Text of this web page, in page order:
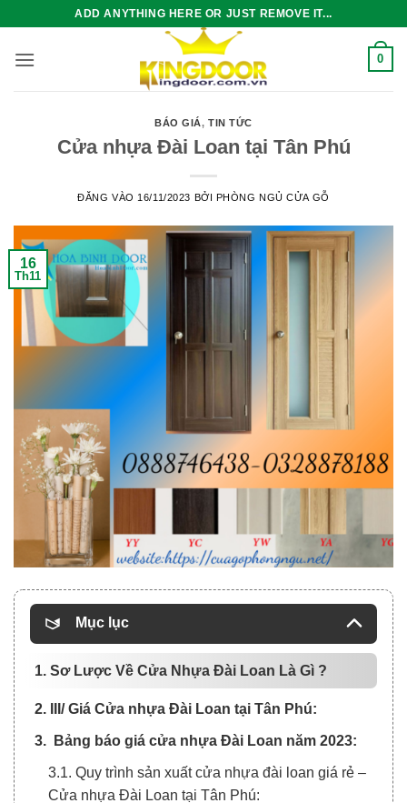
nội
ADD ANYTHING HERE OR JUST REMOVE IT...
0
BÁO GIÁ,TIN TỨC
Cửa nhựa Đài Loan tại Tân Phú
ĐĂNG VÀO 16/11/2023 BỞI PHÒNG NGỦ CỬA GỖ
16
Th11
Mục lục
1. Sơ Lược Về Cửa Nhựa Đài Loan Là Gì ?
2. III/ Giá Cửa nhựa Đài Loan tại Tân Phú:
3. Bảng báo giá cửa nhựa Đài Loan năm 2023:
3.1. Quy trình sản xuất cửa nhựa đài loan giá rẻ –
Cửa nhựa Đài Loan tại Tân Phú: